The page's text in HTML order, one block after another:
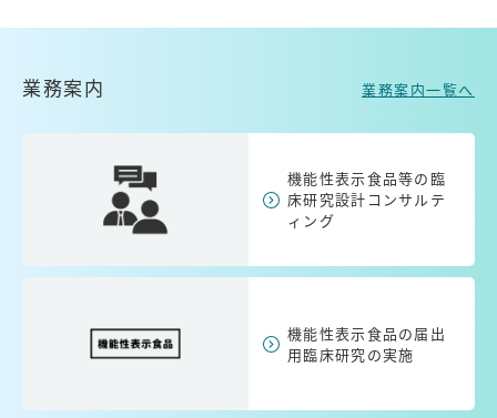
業務案内 業務案内一覧へ
機能性表示食品等の臨
床研究設計コンサルテ
ィング
機能性表示食品の届出
用臨床研究の実施